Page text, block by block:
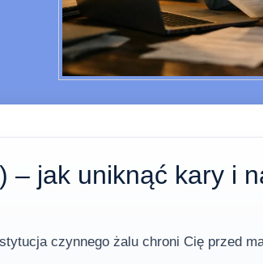
– jak uniknąć kary i
czynnego żalu chroni Cię przed